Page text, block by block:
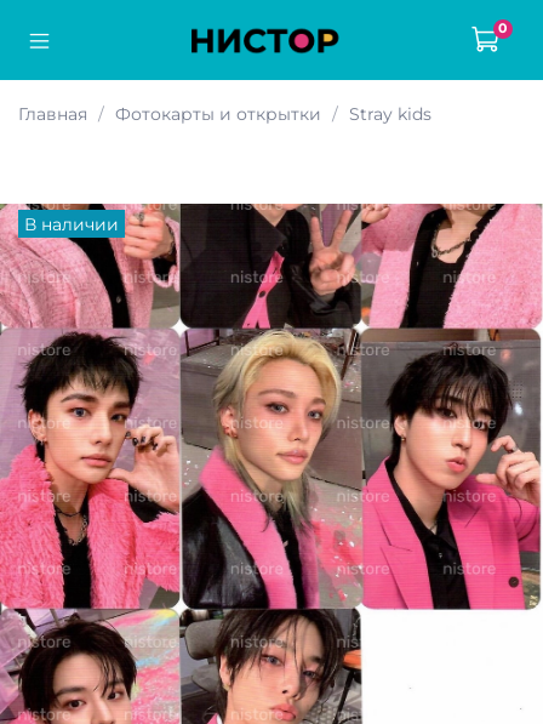
0
Главная Фотокарты и открытки Stray kids
В наличии